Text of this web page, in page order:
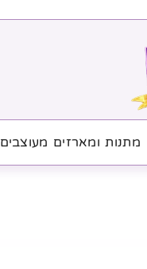
מתנות ומארזים מעוצבים